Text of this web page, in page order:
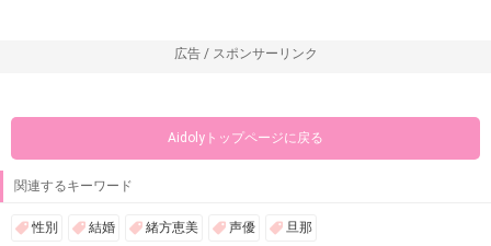
広告 / スポンサーリンク
Aidolyトップページに戻る
関連するキーワード
性別 結婚 緒方恵美 声優 旦那